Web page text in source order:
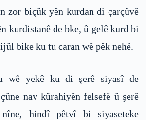
zor biçûk yên kurdan di çarçûvê
kurdistanê de bke, û gelê kurd bi
bike ku tu caran wê pêk nehê.
wê yekê ku di şerê siyasî de
nav kûrahiyên felsefê û şerê
nîne, hindî pêtvî bi siyaseteke